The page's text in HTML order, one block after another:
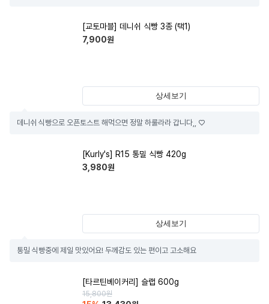
[교토마블] 데니쉬 식빵 3종 (택1)
7,900원
상세보기
데니쉬 식빵으로 오픈토스트 해먹으면 정말 하룰라라 갑니다,, ♡
[Kurly's] R15 통밀 식빵 420g
3,980원
상세보기
통밀 식빵중에 제일 맛있어요! 두께감도 있는 편이고 고소해요
[타르틴베이커리] 슬랩 600g
15,800원